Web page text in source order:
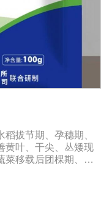
拔节期、孕穗期、
黄叶、干尖、丛矮现
菜移载后团棵期、开
率。花生、大豆、芝
多荚多，抗重茬，